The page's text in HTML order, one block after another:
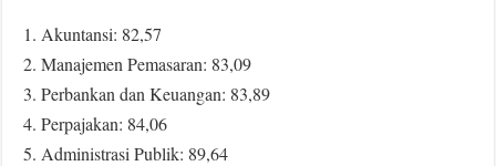
Akuntansi: 82,57
Manajemen Pemasaran: 83,09
Perbankan dan Keuangan: 83,89
Perpajakan: 84,06
Administrasi Publik: 89,64